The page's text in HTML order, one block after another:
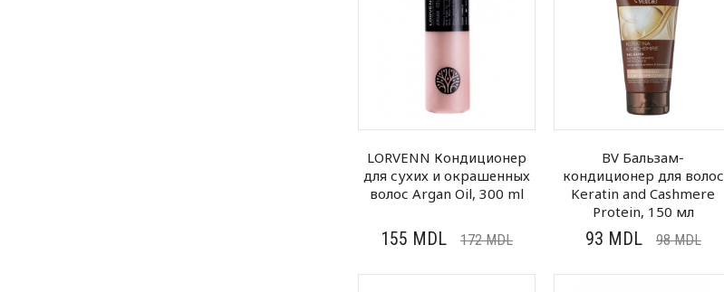
LORVENN Кондиционер
для сухих и окрашенных
волос Argan Oil, 300 ml
155 MDL 172MDL
BV Бальзам-
кондиционер для волос
Keratin and Cashmere
Protein, 150 мл
93 MDL 98MDL